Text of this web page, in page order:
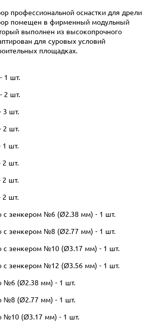
профессиональной оснастки для дрели
помещен в фирменный модульный
выполнен из высокопрочного
для суровых условий
площадках.
1 шт.
2 шт.
3 шт.
2 шт.
1 шт.
2 шт.
2 шт.
2 шт.
с зенкером №6 (Ø2.38 мм) - 1 шт.
с зенкером №8 (Ø2.77 мм) - 1 шт.
с зенкером №10 (Ø3.17 мм) - 1 шт.
с зенкером №12 (Ø3.56 мм) - 1 шт.
№6 (Ø2.38 мм) - 1 шт.
№8 (Ø2.77 мм) - 1 шт.
№10 (Ø3.17 мм) - 1 шт.